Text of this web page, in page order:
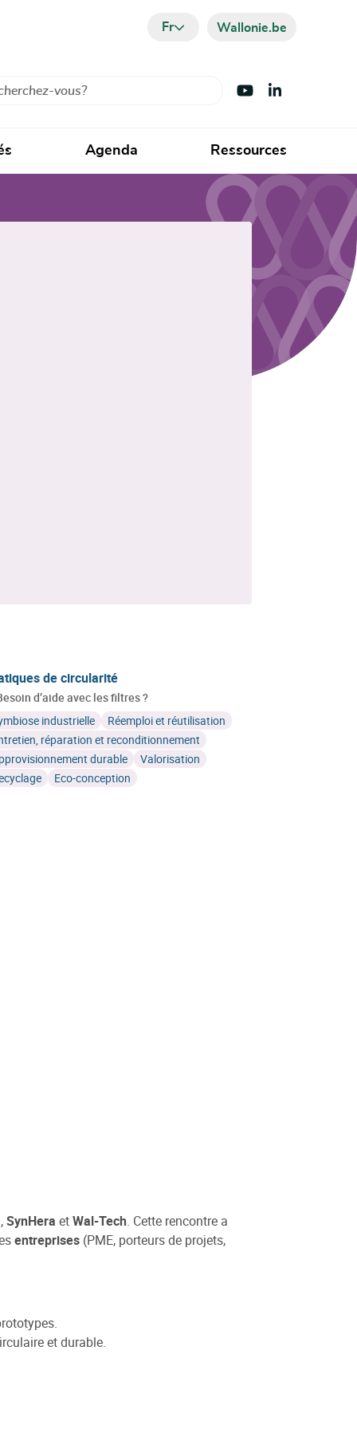
Fr Wallonie.be
Visiter Youtube
Visiter LinkedIn
Agenda Ressources
de circularité
d’aide avec les filtres ?
industrielle
Réemploi et réutilisation
réparation et reconditionnement
durable
Valorisation
Eco-conception
,SynHera etWal-Tech. Cette rencontre a
entreprises (PME, porteurs de projets,
et durable.